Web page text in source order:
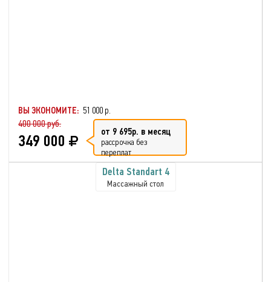
ВЫ ЭКОНОМИТЕ: 51 000 р.
400 000 руб.
349 000 от 9 695р. в месяц
рассрочка без
переплат
Delta Standart 4
Массажный стол